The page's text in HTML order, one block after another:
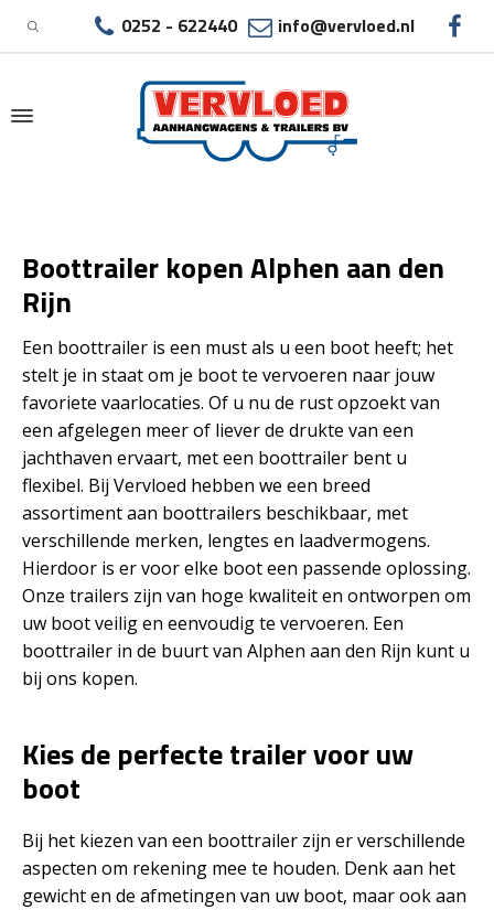
0252 - 622440 info@vervloed.nl
BOOTTRAILER KOPEN ALPHEN AAN DEN RIJN
Boottrailer kopen Alphen aan den
Rijn
Een boottrailer is een must als u een boot heeft; het
stelt je in staat om je boot te vervoeren naar jouw
favoriete vaarlocaties. Of u nu de rust opzoekt van
een afgelegen meer of liever de drukte van een
jachthaven ervaart, met een boottrailer bent u
flexibel. Bij Vervloed hebben we een breed
assortiment aan boottrailers beschikbaar, met
verschillende merken, lengtes en laadvermogens.
Hierdoor is er voor elke boot een passende oplossing.
Onze trailers zijn van hoge kwaliteit en ontworpen om
uw boot veilig en eenvoudig te vervoeren. Een
boottrailer in de buurt van Alphen aan den Rijn kunt u
bij ons kopen.
Kies de perfecte trailer voor uw
boot
Bij het kiezen van een boottrailer zijn er verschillende
aspecten om rekening mee te houden. Denk aan het
gewicht en de afmetingen van uw boot, maar ook aan